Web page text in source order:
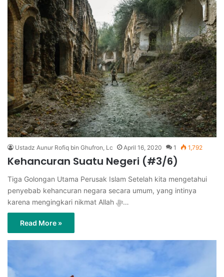
Ustadz Aunur Rofiq bin Ghufron, Lc April 16, 2020 1 1,792
Kehancuran Suatu Negeri (#3/6)
Tiga Golongan Utama Perusak Islam Setelah kita mengetahui
penyebab kehancuran negara secara umum, yang intinya
karena mengingkari nikmat Allah ﷻ…
Read More »